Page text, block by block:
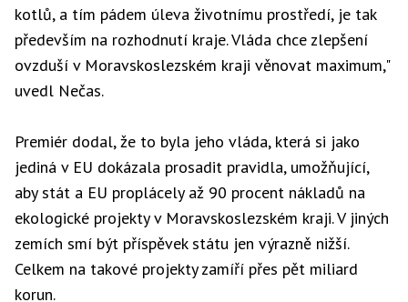
kotlů, a tím pádem úleva životnímu prostředí, je tak
především na rozhodnutí kraje. Vláda chce zlepšení
ovzduší v Moravskoslezském kraji věnovat maximum,"
uvedl Nečas.
Premiér dodal, že to byla jeho vláda, která si jako
jediná v EU dokázala prosadit pravidla, umožňující,
aby stát a EU proplácely až 90 procent nákladů na
ekologické projekty v Moravskoslezském kraji. V jiných
zemích smí být příspěvek státu jen výrazně nižší.
Celkem na takové projekty zamíří přes pět miliard
korun.